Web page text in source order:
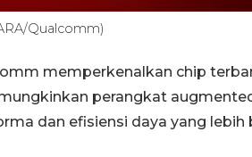
Qualcomm)
memperkenalkan chip
perangkat
dan efisiensi daya yang lebih